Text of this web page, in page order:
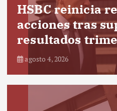
HSBC reinicia
acciones tras
resultados
agosto 4, 2026